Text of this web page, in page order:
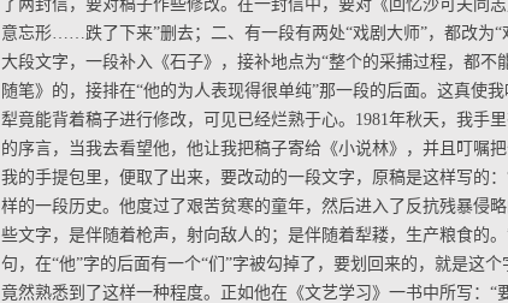
了两封信，要对稿子作些修改。在一封信中，要对《回忆沙可夫同
意忘形……跌了下来”删去；二、有一段有两处“戏剧大师”，都改为“
大段文字，一段补入《石子》，接补地点为“整个的采捕过程，都不
随笔》的，接排在“他的为人表现得很单纯”那一段的后面。这真使
犁竟能背着稿子进行修改，可见已经烂熟于心。1981年秋天，我手
的序言，当我去看望他，他让我把稿子寄给《小说林》，并且叮嘱
我的手提包里，便取了出来，要改动的一段文字，原稿是这样写的
样的一段历史。他度过了艰苦贫寒的童年，然后进入了反抗残暴侵
些文字，是伴随着枪声，射向敌人的；是伴随着犁耧，生产粮食的
句，在“他”字的后面有一个“们”字被勾掉了，要划回来的，就是这个
竟然熟悉到了这样一种程度。正如他在《文艺学习》一书中所写：“